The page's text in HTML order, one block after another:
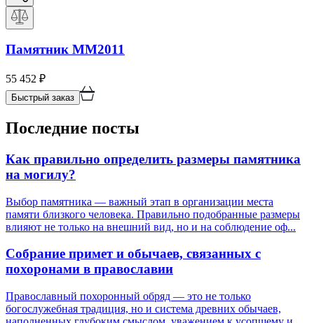
Памятник ММ2011
55 452 ₽
Быстрый заказ
Последние посты
Как правильно определить размеры памятника
на могилу?
Выбор памятника — важный этап в организации места
памяти близкого человека. Правильно подобранные размеры
влияют не только на внешний вид, но и на соблюдение оф...
Собрание примет и обычаев, связанных с
похоронами в православии
Православный похоронный обряд — это не только
богослужебная традиция, но и система древних обычаев,